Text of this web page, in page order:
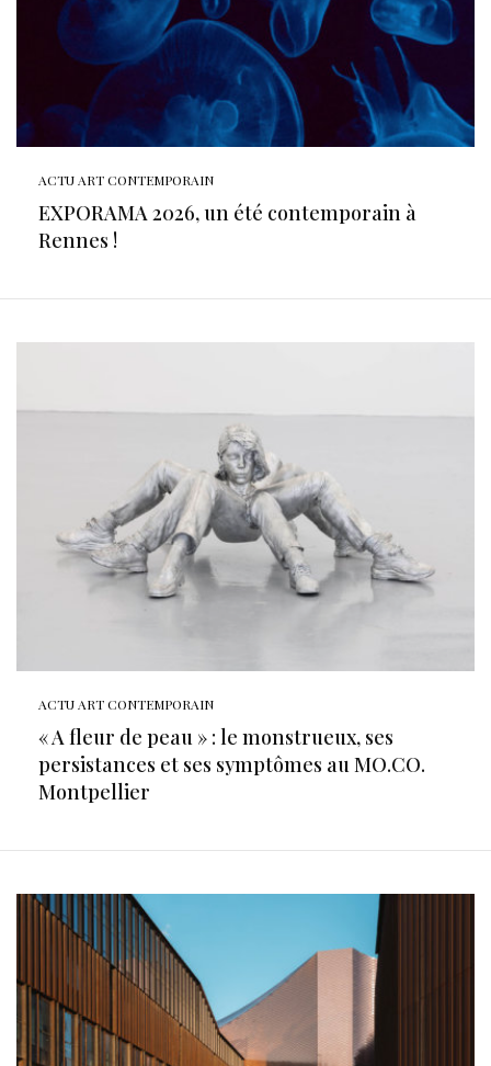
ACTU ART CONTEMPORAIN
EXPORAMA 2026, un été contemporain à
Rennes !
ACTU ART CONTEMPORAIN
« A fleur de peau » : le monstrueux, ses
persistances et ses symptômes au MO.CO.
Montpellier